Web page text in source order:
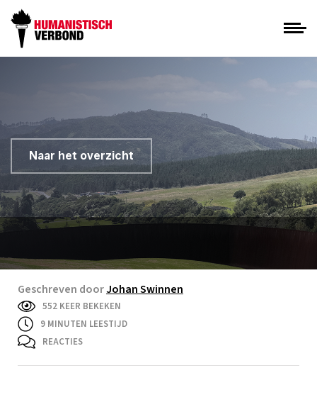
Naar het overzicht
Geschreven doorJohan Swinnen
552 KEER BEKEKEN
9 MINUTEN LEESTIJD
REACTIES